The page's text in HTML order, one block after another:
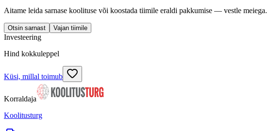
Aitame leida sarnase koolituse või koostada tiimile eraldi pakkumise — vestle meiega.
Otsin sarnast Vajan tiimile
Investeering
Hind kokkuleppel
Küsi, millal toimub
Korraldaja
Koolitusturg